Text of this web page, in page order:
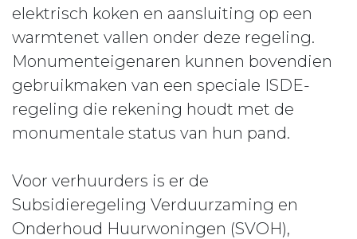
elektrisch koken en aansluiting op een
warmtenet vallen onder deze regeling.
Monumenteigenaren kunnen bovendien
gebruikmaken van een speciale ISDE-
regeling die rekening houdt met de
monumentale status van hun pand.
Voor verhuurders is er de
Subsidieregeling Verduurzaming en
Onderhoud Huurwoningen (SVOH),